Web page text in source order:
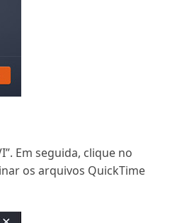
Em seguida, clique no
os arquivos QuickTime